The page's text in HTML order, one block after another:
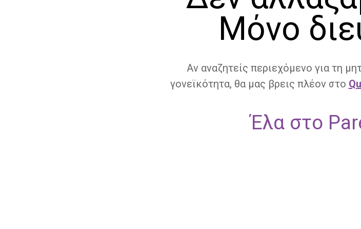
Μόνο
Αν αναζητείς περιεχόμενο για τη
γονεϊκότητα, θα μας βρεις πλέον στο
Έλα στο